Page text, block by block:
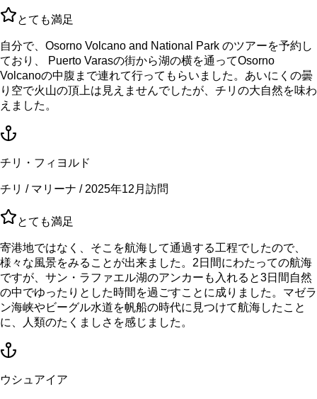
とても満足
自分で、Osorno Volcano and National Park のツアーを予約し
ており、 Puerto Varasの街から湖の横を通ってOsorno
Volcanoの中腹まで連れて行ってもらいました。あいにくの曇
り空で火山の頂上は見えませんでしたが、チリの大自然を味わ
えました。
チリ・フィヨルド
チリ / マリーナ / 2025年12月訪問
とても満足
寄港地ではなく、そこを航海して通過する工程でしたので、
様々な風景をみることが出来ました。2日間にわたっての航海
ですが、サン・ラファエル湖のアンカーも入れると3日間自然
の中でゆったりとした時間を過ごすことに成りました。マゼラ
ン海峡やビーグル水道を帆船の時代に見つけて航海したこと
に、人類のたくましさを感じました。
ウシュアイア